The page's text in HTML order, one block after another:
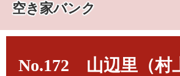
空き家バンク
No.172 山辺里（